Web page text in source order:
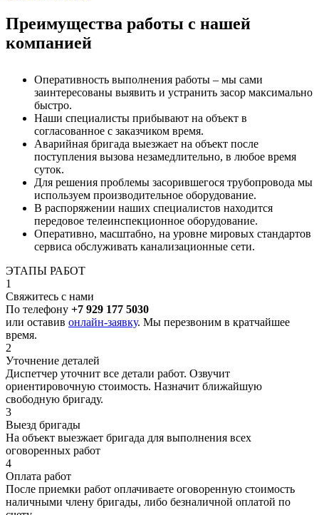
Преимущества работы с нашей
компанией
Оперативность выполнения работы – мы сами
заинтересованы выявить и устранить засор максимально
быстро.
Наши специалисты прибывают на объект в
согласованное с заказчиком время.
Аварийная бригада выезжает на объект после
поступления вызова незамедлительно, в любое время
суток.
Для решения проблемы засорившегося трубопровода мы
используем производительное оборудование.
В распоряжении наших специалистов находится
передовое телеинспекционное оборудование.
Оперативно, масштабно, на уровне мировых стандартов
сервиса обслуживать канализационные сети.
ЭТАПЫ РАБОТ
1
Свяжитесь с нами
По телефону +7 929 177 5030
или оставив онлайн-заявку. Мы перезвоним в кратчайшее
время.
2
Уточнение деталей
Диспетчер уточнит все детали работ. Озвучит
ориентировочную стоимость. Назначит ближайшую
свободную бригаду.
3
Выезд бригады
На объект выезжает бригада для выполнения всех
оговоренных работ
4
Оплата работ
После приемки работ оплачиваете оговоренную стоимость
наличными члену бригады, либо безналичной оплатой по